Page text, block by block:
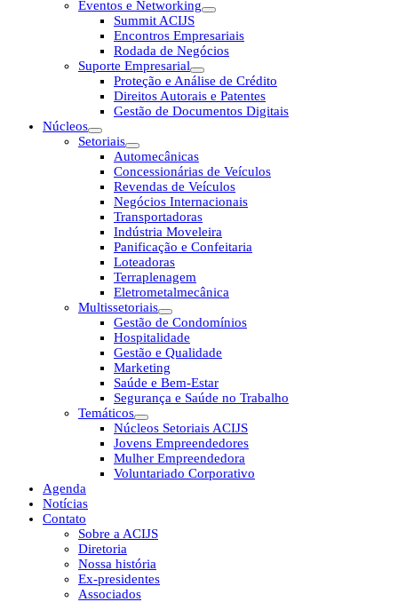
Eventos e Networking
Summit ACIJS
Encontros Empresariais
Rodada de Negócios
Suporte Empresarial
Proteção e Análise de Crédito
Direitos Autorais e Patentes
Gestão de Documentos Digitais
Núcleos
Setoriais
Automecânicas
Concessionárias de Veículos
Revendas de Veículos
Negócios Internacionais
Transportadoras
Indústria Moveleira
Panificação e Confeitaria
Loteadoras
Terraplenagem
Eletrometalmecânica
Multissetoriais
Gestão de Condomínios
Hospitalidade
Gestão e Qualidade
Marketing
Saúde e Bem-Estar
Segurança e Saúde no Trabalho
Temáticos
Núcleos Setoriais ACIJS
Jovens Empreendedores
Mulher Empreendedora
Voluntariado Corporativo
Agenda
Notícias
Contato
Sobre a ACIJS
Diretoria
Nossa história
Ex-presidentes
Associados